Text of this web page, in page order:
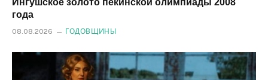
Ингушское золото пекинской олимпиады 2008
года
08.08.2026 ГОДОВЩИНЫ